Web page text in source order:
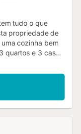
tudo o que
propriedade de
cozinha bem
quartos e 3 casas
uma TV, ar
lavar roupa.
de ginásio
cama de